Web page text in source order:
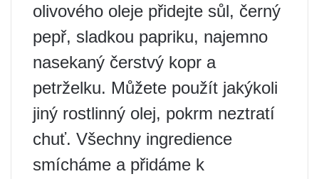
olivového oleje přidejte sůl, černý
pepř, sladkou papriku, najemno
nasekaný čerstvý kopr a
petrželku. Můžete použít jakýkoli
jiný rostlinný olej, pokrm neztratí
chuť. Všechny ingredience
smícháme a přidáme k